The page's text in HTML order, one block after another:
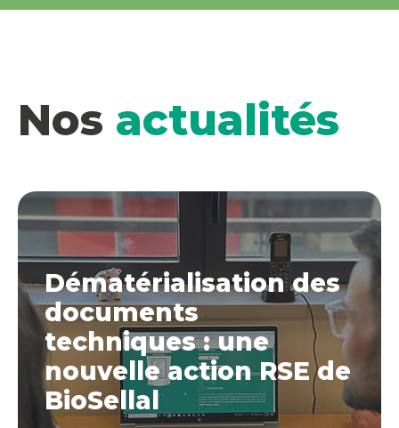
Nos actualités
Dématérialisation des
documents
techniques : une
nouvelle action RSE de
BioSellal